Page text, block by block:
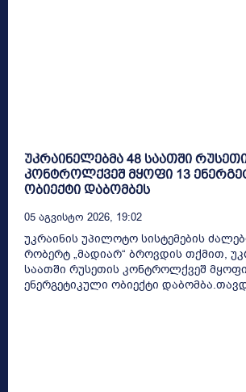
უკრაინელებმა 48 საათში
კონტროლქვეშ მყოფი 13
ობიექტი დაბომბეს
05 Აგვისტო 2026, 19:02
უკრაინის უპილოტო სისტემების
რობერტ „მადიარ“ ბროვდის თქმით,
საათში რუსეთის კონტროლქვეშ
ენერგეტიკული ობიექტი